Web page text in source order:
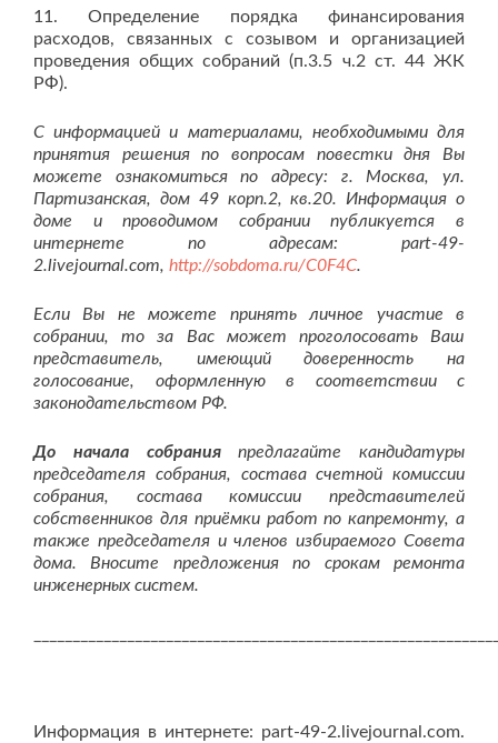
11. Определение порядка финансирования
расходов, связанных с созывом и организацией
проведения общих собраний (п.3.5 ч.2 ст. 44 ЖК
РФ).
С информацией и материалами, необходимыми для
принятия решения по вопросам повестки дня Вы
можете ознакомиться
по адресу: г. Москва, ул.
Партизанская,
дом 49 корп.2, кв.20. Информация о
доме и проводимом собрании публикуется в
интернете по адресам: part-49-
2.livejournal.com, http://sobdoma.ru/C0F4C.
Если Вы не можете принять личное участие в
собрании, то за Вас может проголосовать Ваш
представитель, имеющий доверенность на
голосование, оформленную в соответствии с
законодательством РФ.
До начала собранияпредлагайте кандидатуры
председателя собрания, состава счетной комиссии
собрания, состава комиссии представителей
собственников для приёмки работ по капремонту, а
также председателя и членов избираемого Совета
дома. Вносите предложения по срокам ремонта
инженерных систем.
Информация в интернете: part-49-2.livejournal.com.